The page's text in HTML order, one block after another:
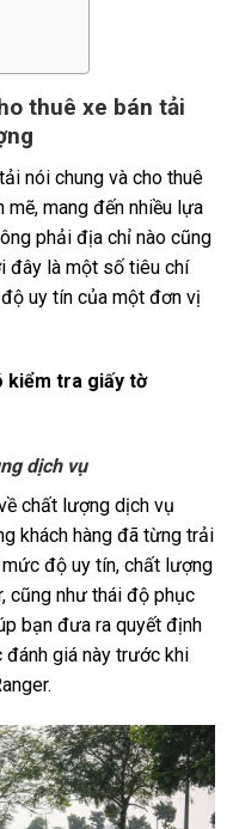
thuê xe bán tải
nói chung và cho thuê
mang đến nhiều lựa
phải địa chỉ nào cũng
đây là một số tiêu chí
uy tín của một đơn vị
kiểm tra giấy tờ
dịch vụ
chất lượng dịch vụ
khách hàng đã từng trải
độ uy tín, chất lượng
cũng như thái độ phục
bạn đưa ra quyết định
đánh giá này trước khi